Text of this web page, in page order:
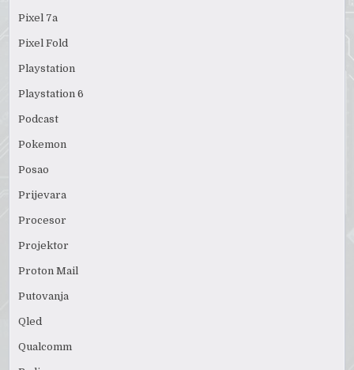
Pixel 7a
Pixel Fold
Playstation
Playstation 6
Podcast
Pokemon
Posao
Prijevara
Procesor
Projektor
Proton Mail
Putovanja
Qled
Qualcomm